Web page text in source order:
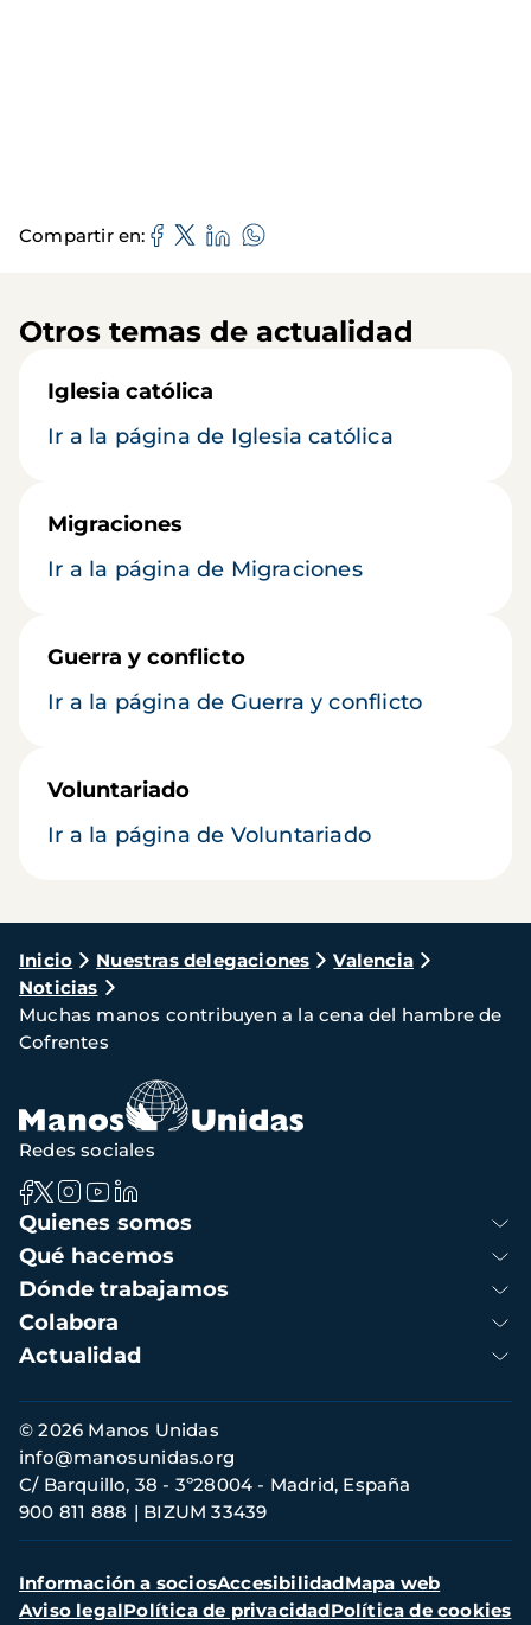
Compartir en
Otros temas de actualidad
Iglesia católica
Ir a la página de Iglesia católica
Migraciones
Ir a la página de Migraciones
Guerra y conflicto
Ir a la página de Guerra y conflicto
Voluntariado
Ir a la página de Voluntariado
Ruta
de
navegación
Inicio Nuestras delegaciones
Valencia
Noticias
Muchas manos contribuyen a la cena del hambre de
Cofrentes
Navegación
principal
Quienes somos
Qué hacemos
Dónde trabajamos
Colabora
Actualidad
Redes sociales
Información
de
contacto
© 2026 Manos Unidas
C/ Barquillo, 38 - 3º28004 - Madrid, España
900 811 888
BIZUM 33439
info@manosunidas.org
Menú
secundario
Información a sociosAccesibilidadMapa web
Aviso legalPolítica de privacidadPolítica de cookies